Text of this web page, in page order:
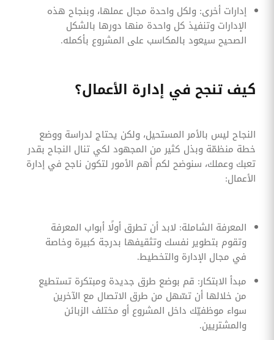
إدارات أخرى: ولكل واحدة مجال عملها، وبنجاح هذه
الإدارات وتنفيذ كل واحدة منها دورها بالشكل
الصحيح سيعود بالمكاسب على المشروع بأكمله.
كيف تنجح في إدارة الأعمال؟
النجاح ليس بالأمر المستحيل، ولكن يحتاج لدراسة ووضع
خطة منظمّة وبذل كثير من المجهود لكي تنال النجاح بقدر
تعبك وعملك، سنوضح لكم أهم الأمور لتكون ناجح في إدارة
الأعمال:
المعرفة الشاملة: لابد أن تطرق أولًا أبواب المعرفة
وتقوم بتطوير نفسك وتثقيفها بدرجة كبيرة وخاصة
في مجال الإدارة والتخطيط.
مبدأ الابتكار: قم بوضع طرق جديدة ومبتكرة تستطيع
من خلالها أن تسّهل من طرق الاتصال مع الآخرين
سواء موظفيّك داخل المشروع أو مختلف الزبائن
والمشتريين.